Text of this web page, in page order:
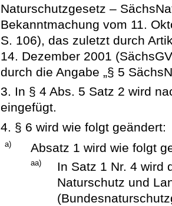
Naturschutzgesetz –
Bekanntmachung vom 11.
S. 106), das zuletzt durch
14. Dezember 2001
durch die Angabe „§ 5
3. In § 4 Abs. 5 Satz 2 wird
eingefügt.
4. § 6 wird wie folgt geändert:
a) Absatz 1 wird wie folgt
aa)
In Satz 1 Nr. 4 wird
Naturschutz und